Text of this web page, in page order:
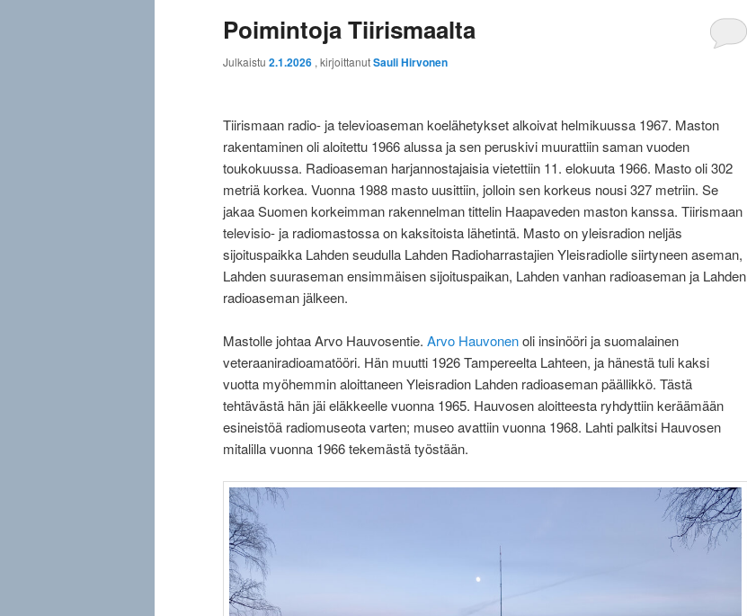
Poimintoja Tiirismaalta
Julkaistu 2.1.2026 , kirjoittanutSauli Hirvonen
Tiirismaan radio- ja televioaseman koelähetykset alkoivat helmikuussa 1967. Maston
rakentaminen oli aloitettu 1966 alussa ja sen peruskivi muurattiin saman vuoden
toukokuussa. Radioaseman harjannostajaisia vietettiin 11. elokuuta 1966. Masto oli 302
metriä korkea. Vuonna 1988 masto uusittiin, jolloin sen korkeus nousi 327 metriin. Se
jakaa Suomen korkeimman rakennelman tittelin Haapaveden maston kanssa. Tiirismaan
televisio- ja radiomastossa on kaksitoista lähetintä. Masto on yleisradion neljäs
sijoituspaikka Lahden seudulla Lahden Radioharrastajien Yleisradiolle siirtyneen aseman,
Lahden suuraseman ensimmäisen sijoituspaikan, Lahden vanhan radioaseman ja Lahden
radioaseman jälkeen.
Mastolle johtaa Arvo Hauvosentie. Arvo Hauvonenoli insinööri ja suomalainen
veteraaniradioamatööri. Hän muutti 1926 Tampereelta Lahteen, ja hänestä tuli kaksi
vuotta myöhemmin aloittaneen Yleisradion Lahden radioaseman päällikkö. Tästä
tehtävästä hän jäi eläkkeelle vuonna 1965. Hauvosen aloitteesta ryhdyttiin keräämään
esineistöä radiomuseota varten; museo avattiin vuonna 1968. Lahti palkitsi Hauvosen
mitalilla vuonna 1966 tekemästä työstään.